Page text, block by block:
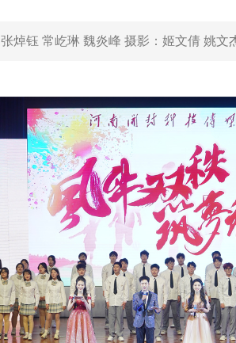
张焯钰 常屹琳 魏炎峰 摄影：姬文倩 姚文